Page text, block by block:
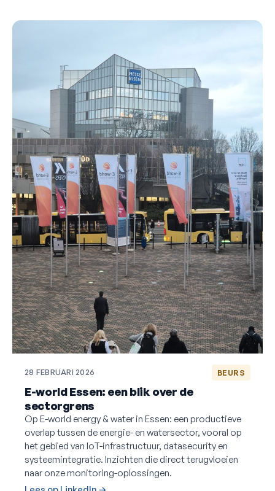
28 FEBRUARI 2026 BEURS
E-world Essen: een blik over de
sectorgrens
Op E-world energy & water in Essen: een productieve
overlap tussen de energie- en watersector, vooral op
het gebied van IoT-infrastructuur, datasecurity en
systeemintegratie. Inzichten die direct terugvloeien
naar onze monitoring-oplossingen.